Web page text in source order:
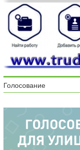
Голосование